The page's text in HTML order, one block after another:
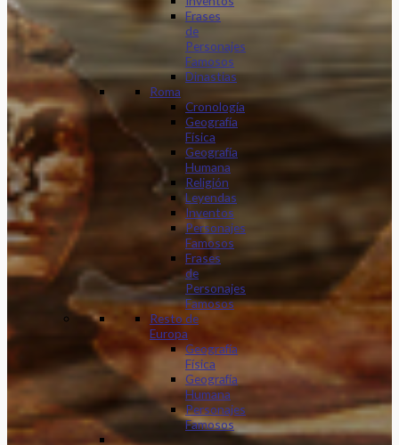
Frases
de
Personajes
Famosos
Dinastias
Roma
Cronología
Geografía
Física
Geografía
Humana
Religión
Leyendas
Inventos
Personajes
Famosos
Frases
de
Personajes
Famosos
Resto de
Europa
Geografía
Física
Geografía
Humana
Personajes
Famosos